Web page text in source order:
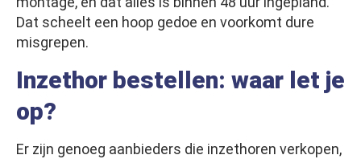
Dat scheelt een hoop gedoe en voorkomt dure
misgrepen.
Inzethor bestellen: waar let je
op?
Er zijn genoeg aanbieders die inzethoren verkopen,